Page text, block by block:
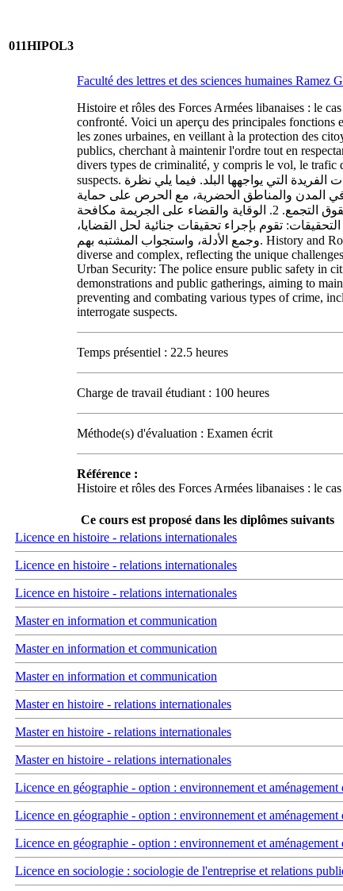
011HIPOL3
Faculté des lettres et des sciences humaines Ramez
Histoire et rôles des Forces Armées libanaises : le
confronté. Voici un aperçu des principales fonctions
les zones urbaines, en veillant à la protection des
publics, cherchant à maintenir l'ordre tout en
divers types de criminalité, y compris le vol, le trafic
suspects. تاريخ وأدوار القوات المسلحة اللبنانية: حالة الشرطة في لبنان هذه الدورة تتناول دور الشرطة في لبنان، وهو دور متنوع ومعقد يعكس التحديات الفريدة التي يواجهها البلد. فيما يلي نظرة
الشرطة السلامة العامة في المدن والمناطق الحضرية، مع الحرص على حماية
المواطنين ومنع الجرائم. التحكم في التظاهرات: تلعب دورًا في إدارة التظاهرات والتجمعات العامة، سعيًا للحفاظ على النظام مع احترام حقوق التجمع. 2. الوقاية والقضاء على الجريمة مكافحة
تقوم بإجراء تحقيقات جنائية لحل القضايا،
وجمع الأدلة، واستجواب المشتبه بهم. History and Roles of the Lebanese Armed Forces: The Case of the Police in Lebanon This course focuses on the role of the police in Lebanon, which is
diverse and complex, reflecting the unique
Urban Security: The police ensure public safety in
demonstrations and public gatherings, aiming to
preventing and combating various types of crime,
interrogate suspects.
Temps présentiel : 22.5 heures
Charge de travail étudiant : 100 heures
Méthode(s) d'évaluation : Examen écrit
Référence :
Histoire et rôles des Forces Armées libanaises : le
Ce cours est proposé dans les diplômes suivants
Licence en histoire - relations internationales
Licence en histoire - relations internationales
Licence en histoire - relations internationales
Master en information et communication
Master en information et communication
Master en information et communication
Master en histoire - relations internationales
Master en histoire - relations internationales
Master en histoire - relations internationales
Licence en géographie - option : environnement et aménagement
Licence en géographie - option : environnement et aménagement
Licence en géographie - option : environnement et aménagement
Licence en sociologie : sociologie de l'entreprise et relations